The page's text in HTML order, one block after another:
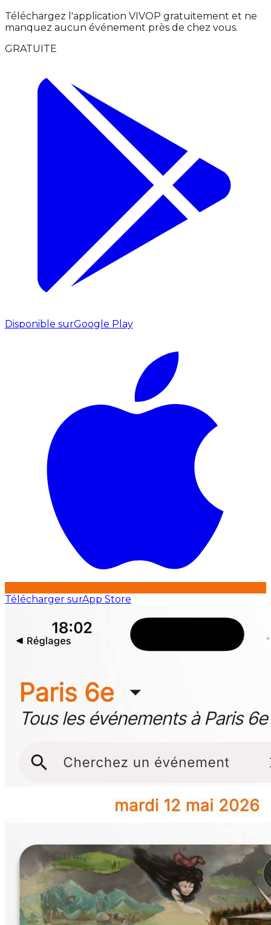
Téléchargez l'application VIVOP gratuitement et ne
manquez aucun événement près de chez vous.
GRATUITE
Disponible surGoogle Play
Télécharger surApp Store